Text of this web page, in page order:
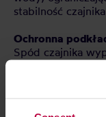
stabilność
Ochronna
Spód czajnika